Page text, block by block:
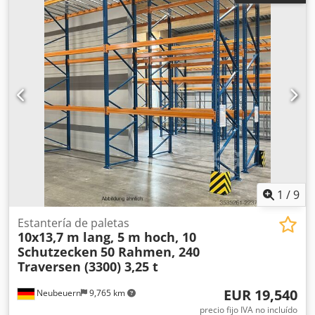
Dispositivo de ajuste de horquillas Kaup NUEVO, 4,8T,
466B. Desde su reacondición, el vehículo solo ha
funcionado durante 45 horas, y se han realizado todas las
inspecciones de seguridad y el mantenimiento necesarios.
Si tiene alguna pregunta, no dude en contactarnos.
ofrecemos servicio de revisión, contáctenos. 1KG 20X20X20
Dodpfxsymfd He Akwokr
1 /9
Neubeuern 9,765 km
Estantería de paletas
10x13,7 m lang, 5 m hoch, 10
Schutzecken 50 Rahmen, 240
Traversen (3300) 3,25 t
EUR 19,540
precio fijo IVA no incluído